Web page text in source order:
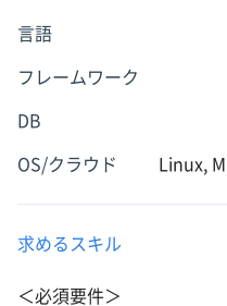
言語
フレームワーク
DB
OS/クラウド Linux,
求めるスキル
＜必須要件＞